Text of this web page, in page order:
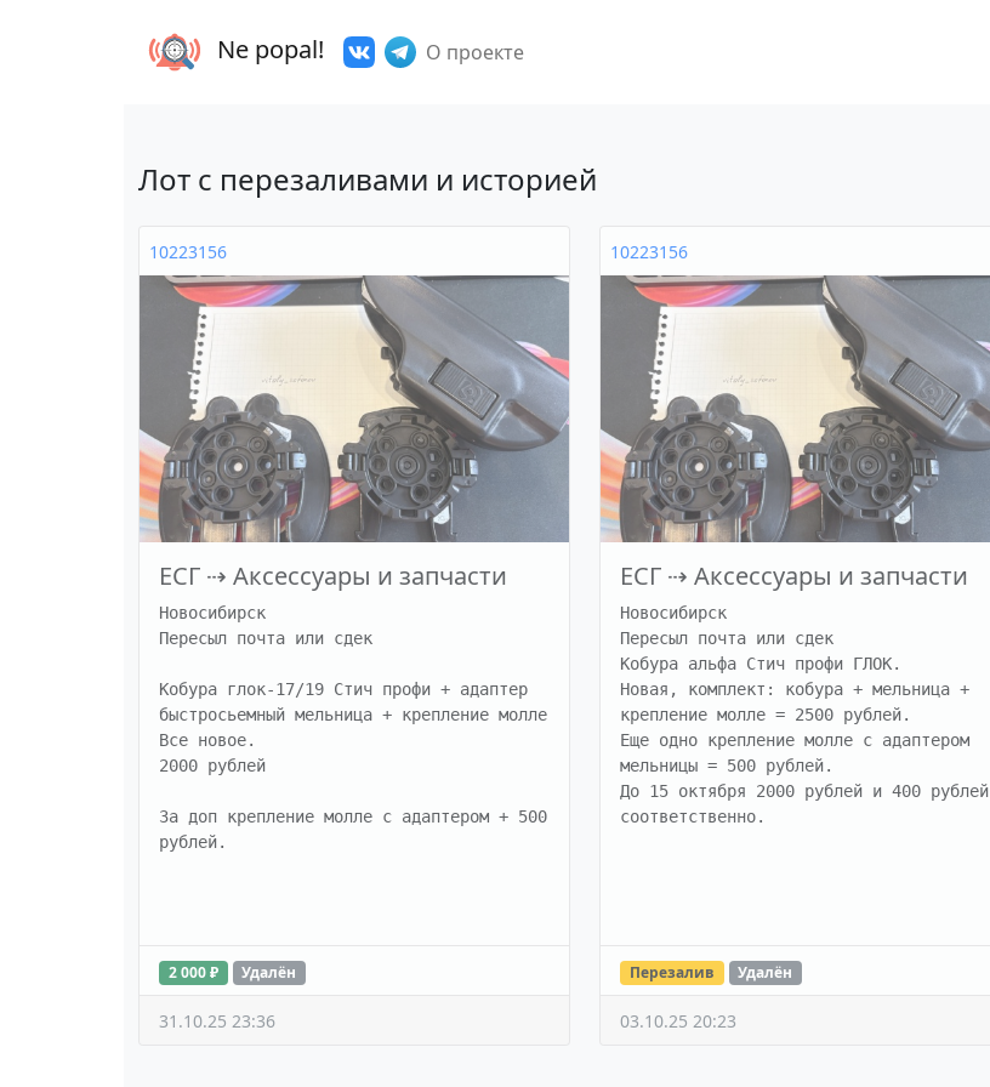
Ne popal! О проекте
Лот с перезаливами и историей
10223156
ЕСГ ⇢ Аксессуары и запчасти
Новосибирск
Пересыл почта или сдек
Кобура глок-17/19 Стич профи + адаптер
быстросьемный мельница + крепление молле
Все новое.
2000 рублей
За доп крепление молле с адаптером + 500
рублей.
2 000 ₽ Удалён
31.10.25 23:36
10223156
ЕСГ ⇢ Аксессуары и запчасти
Новосибирск
Пересыл почта или сдек
Кобура альфа Стич профи ГЛОК.
Новая, комплект: кобура + мельница +
крепление молле = 2500 рублей.
Еще одно крепление молле с адаптером
мельницы = 500 рублей.
До 15 октября 2000 рублей и 400 рублей
соответственно.
Перезалив Удалён
03.10.25 20:23